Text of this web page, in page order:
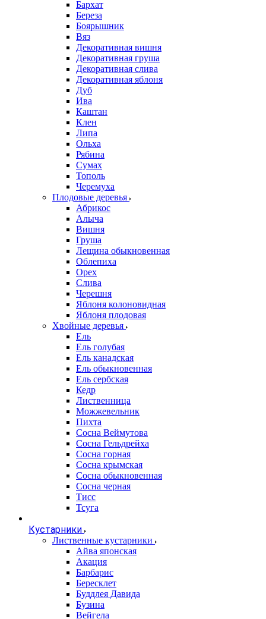
Бархат
Береза
Боярышник
Вяз
Декоративная вишня
Декоративная груша
Декоративная слива
Декоративная яблоня
Дуб
Ива
Каштан
Клен
Липа
Ольха
Рябина
Сумах
Тополь
Черемуха
Плодовые деревья
Абрикос
Алыча
Вишня
Груша
Лещина обыкновенная
Облепиха
Орех
Слива
Черешня
Яблоня колоновидная
Яблоня плодовая
Хвойные деревья
Ель
Ель голубая
Ель канадская
Ель обыкновенная
Ель сербская
Кедр
Лиственница
Можжевельник
Пихта
Сосна Веймутова
Сосна Гельдрейха
Сосна горная
Сосна крымская
Сосна обыкновенная
Сосна черная
Тисс
Тсуга
Кустарники
Лиственные кустарники
Айва японская
Акация
Барбарис
Бересклет
Буддлея Давида
Бузина
Вейгела